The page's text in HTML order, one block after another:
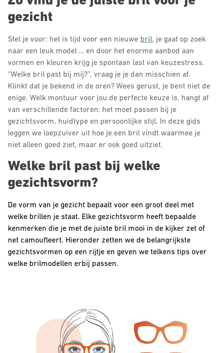
gezicht
Stel je voor: het is tijd voor een nieuwe bril, je gaat op zoek
naar een leuk model … en door het enorme aanbod aan
vormen en kleuren krijg je spontaan last van keuzestress.
“Welke bril past bij mij?”, vraag je je dan misschien af.
Klinkt dat je bekend in de oren? Wees gerust, je bent niet de
enige. Welk montuur voor jou de perfecte keuze is, hangt af
van verschillende factoren: het moet passen bij je
gezichtsvorm, huidtype en persoonlijke stijl. In deze gids
leggen we loepzuiver uit hoe je een bril vindt waarmee je
niet alleen goed ziet, maar er ook goed uitziet.
Welke bril past bij welke
gezichtsvorm?
De vorm van je gezicht bepaalt voor een groot deel met
welke brillen je staat. Elke gezichtsvorm heeft bepaalde
kenmerken die je met de juiste bril mooi in de kijker zet of
net camoufleert. Hieronder zetten we de belangrijkste
gezichtsvormen op een rijtje en geven we telkens tips over
welke brilmodellen erbij passen.